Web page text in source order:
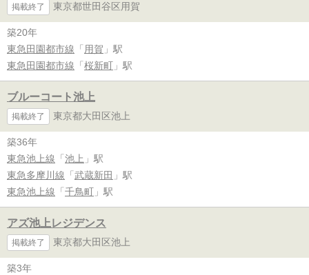
掲載終了 東京都世田谷区用賀
築20年
東急田園都市線 「 用賀 」駅
東急田園都市線 「 桜新町 」駅
ブルーコート池上
掲載終了 東京都大田区池上
築36年
東急池上線 「 池上 」駅
東急多摩川線 「 武蔵新田 」駅
東急池上線 「 千鳥町 」駅
アズ池上レジデンス
掲載終了 東京都大田区池上
築3年